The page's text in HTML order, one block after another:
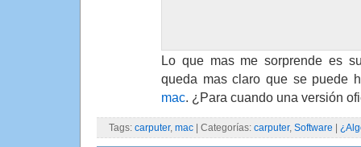
Lo que mas me sorprende es
queda mas claro que se puede
mac. ¿Para cuando una versión
Tags: carputer, mac | Categorías: carputer, Software |